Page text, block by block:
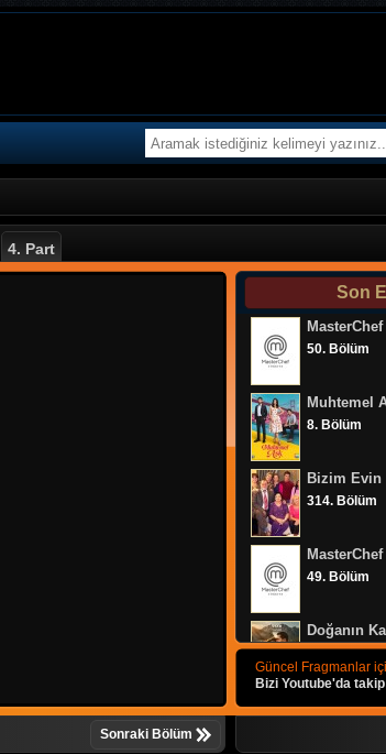
4. Part
Son
50. Bölüm
Muhtemel
8. Bölüm
Bizim Evin
314. Bölüm
49. Bölüm
Doğanın
9. Bölüm
Güncel Fragmanlar
Bizi Youtube'da
Sonraki Bölüm
3 Adam
3 Adam
3 Adam
3 Adam
3 Adam
3 Adam